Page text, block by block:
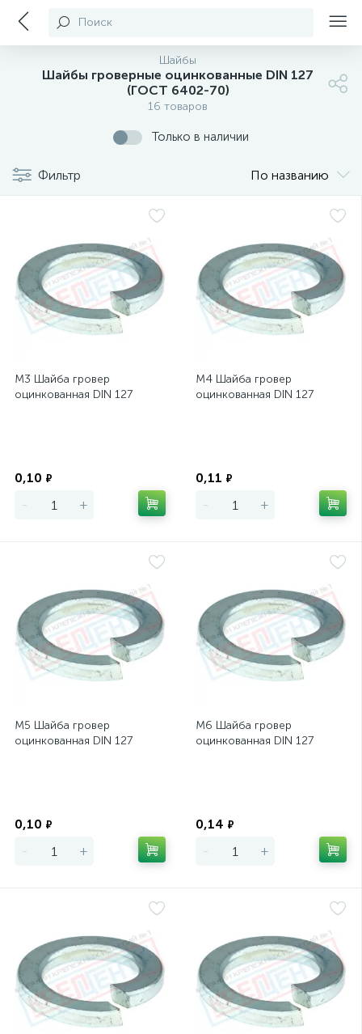
Поиск
Шайбы
Шайбы гроверные оцинкованные DIN 127
(ГОСТ 6402-70)
16 товаров
Только в наличии
Фильтр По названию
М3 Шайба гровер
оцинкованная DIN 127
0,10 ₽
- +
М4 Шайба гровер
оцинкованная DIN 127
0,11 ₽
- +
М5 Шайба гровер
оцинкованная DIN 127
0,10 ₽
- +
М6 Шайба гровер
оцинкованная DIN 127
0,14 ₽
- +